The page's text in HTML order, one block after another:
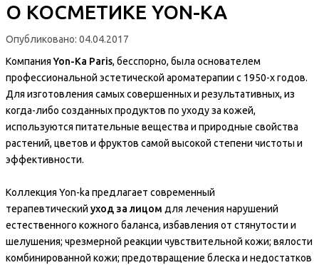
О КОСМЕТИКЕ YON-KA
Опубликовано: 04.04.2017
КомпанияYon-Ka Paris, бесспорно, была основателем
профессиональной эстетической ароматерапии с 1950-х годов.
Для изготовления самых совершенных и результативных, из
когда-либо созданных продуктов по уходу за кожей,
используются питательные вещества и природные свойства
растений, цветов и фруктов самой высокой степени чистоты и
эффективности.
Коллекция Yon-ka предлагает современный
терапевтический уход за лицом для лечения нарушений
естественного кожного баланса, избавления от стянутости и
шелушения; чрезмерной реакции чувствительной кожи; вялости
комбинированной кожи; предотвращение блеска и недостатков